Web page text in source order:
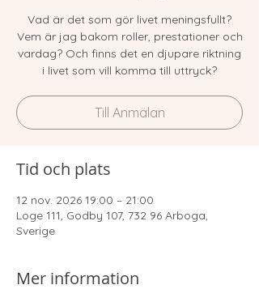
Vad är det som gör livet meningsfullt?
Vem är jag bakom roller, prestationer och
vardag? Och finns det en djupare riktning
i livet som vill komma till uttryck?
Till Anmälan
Tid och plats
12 nov. 2026 19:00 – 21:00
Loge 111, Godby 107, 732 96 Arboga,
Sverige
Mer information